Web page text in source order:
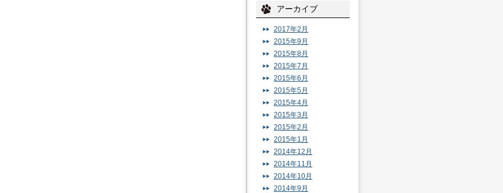
アーカイブ
2017年2月
2015年9月
2015年8月
2015年7月
2015年6月
2015年5月
2015年4月
2015年3月
2015年2月
2015年1月
2014年12月
2014年11月
2014年10月
2014年9月